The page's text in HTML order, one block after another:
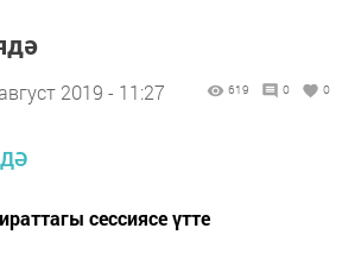
2019 - 11:27 619 0 0
сессиясе үтте